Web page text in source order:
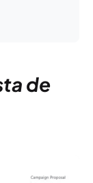
de